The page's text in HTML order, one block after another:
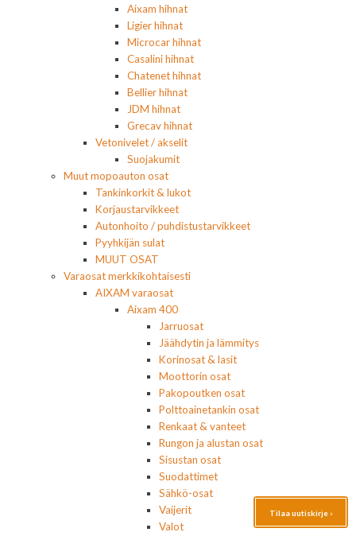
Aixam hihnat
Ligier hihnat
Microcar hihnat
Casalini hihnat
Chatenet hihnat
Bellier hihnat
JDM hihnat
Grecav hihnat
Vetonivelet / akselit
Suojakumit
Muut mopoauton osat
Tankinkorkit & lukot
Korjaustarvikkeet
Autonhoito / puhdistustarvikkeet
Pyyhkijän sulat
MUUT OSAT
Varaosat merkkikohtaisesti
AIXAM varaosat
Aixam 400
Jarruosat
Jäähdytin ja lämmitys
Korinosat & lasit
Moottorin osat
Pakopoutken osat
Polttoainetankin osat
Renkaat & vanteet
Rungon ja alustan osat
Sisustan osat
Suodattimet
Sähkö-osat
Vaijerit
Valot
Tilaa uutiskirje ›